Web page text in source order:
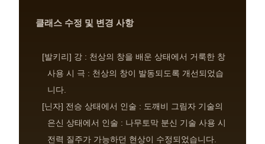
클래스 수정 및 변경 사항
[발키리] 강 : 천상의 창을 배운 상태에서 거룩한 창
사용 시 극 : 천상의 창이 발동되도록 개선되었습
니다.
[닌자] 전승 상태에서 인술 : 도깨비 그림자 기술의
은신 상태에서 인술 : 나무토막 분신 기술 사용 시
전력 질주가 가능하던 현상이 수정되었습니다.